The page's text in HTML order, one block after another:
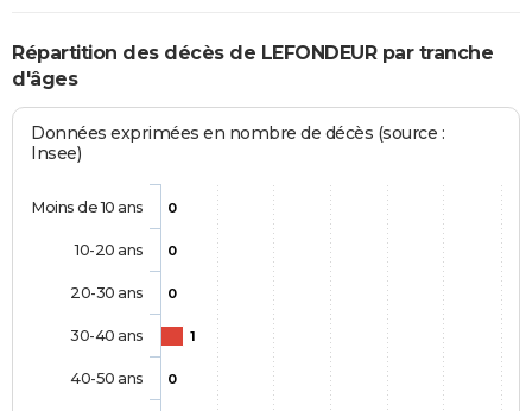
Répartition des décès de LEFONDEUR par tranche
d'âges
Données exprimées en nombre de décès (source :
Insee)
0
0
0
1
0
Moins de 10 ans
10-20 ans
20-30 ans
30-40 ans
40-50 ans